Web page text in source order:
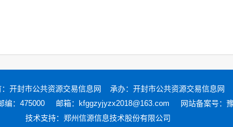
开封市公共资源交易信息网
承办：开封市公共资源交易信息网
编：475000 邮箱：kfggzyjyzx2018@163.com 网站备案号：
技术支持： 郑州信源信息技术股份有限公司